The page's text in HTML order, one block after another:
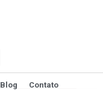
Blog Contato